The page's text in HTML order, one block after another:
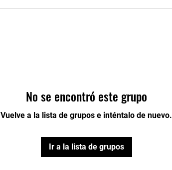
No se encontró este grupo
Vuelve a la lista de grupos e inténtalo de nuevo.
Ir a la lista de grupos